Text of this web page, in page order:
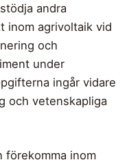
andra
inom agrivoltaik vid
och
under
ingår vidare
och vetenskapliga
förekomma inom